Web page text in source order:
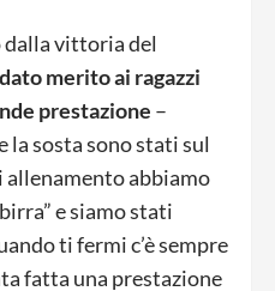
vittoria del
merito ai ragazzi
prestazione –
la sosta sono stati sul
allenamento abbiamo
e siamo stati
ti fermi c’è sempre
fatta una prestazione